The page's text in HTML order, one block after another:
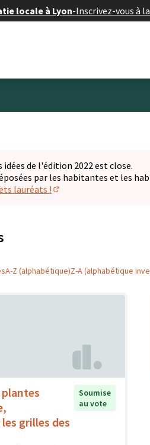
locale à Lyon-Inscrivez-vous à
idées de l'édition 2022 est close.
par les habitantes et les
lauréats !
A-Z (alphabétique)Z-A (alphabétique
plantes
grilles des
Soumise
au vote